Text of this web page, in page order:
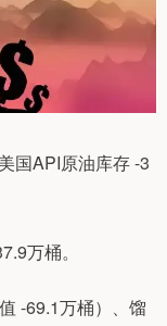
国API原油库存 -3
万桶。
-69.1万桶）、馏